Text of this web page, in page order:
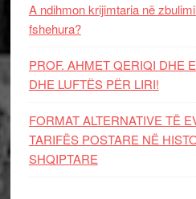
A ndihmon krijimtaria në
fshehura?
PROF. AHMET QERIQI DHE
DHE LUFTЁS PЁR LIRI!
FORMAT ALTERNATIVE TË
TARIFËS POSTARE NË
SHQIPTARE